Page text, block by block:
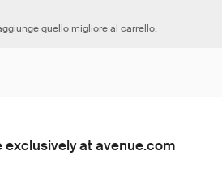
quello migliore al carrello.
exclusively at avenue.com